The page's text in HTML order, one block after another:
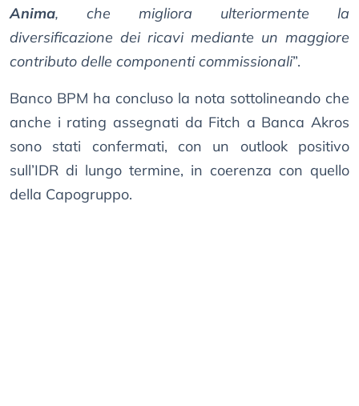
Anima, che migliora ulteriormente la
diversificazione dei ricavi mediante un maggiore
contributo delle componenti commissionali”.
Banco BPM ha concluso la nota sottolineando che
anche i rating assegnati da Fitch a Banca Akros
sono stati confermati, con un outlook positivo
sull’IDR di lungo termine, in coerenza con quello
della Capogruppo.